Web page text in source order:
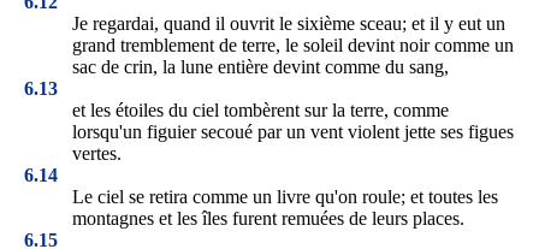
Je regardai, quand il ouvrit le sixième sceau; et il y eut un
grand tremblement de terre, le soleil devint noir comme un
sac de crin, la lune entière devint comme du sang,
6.13
et les étoiles du ciel tombèrent sur la terre, comme
lorsqu'un figuier secoué par un vent violent jette ses figues
vertes.
6.14
Le ciel se retira comme un livre qu'on roule; et toutes les
montagnes et les îles furent remuées de leurs places.
6.15